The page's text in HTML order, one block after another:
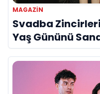
MAGAZIN
Svadba
Yaş Gününü
Dünyasının